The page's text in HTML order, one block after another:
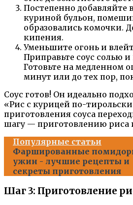
Постепенно добавляйте
куриной бульон,
образовались комочки.
кипения.
Уменьшите огонь и
Приправьте соус солью и
Готовьте на медленном
минут или до тех пор,
Соус готов! Он идеально
«Рис с курицей по-
приготовления соуса
шагу — приготовлению риса
Популярные статьи
Фаршированные
ужин - лучшие рецепты и
секреты приготовления
Шаг 3: Приготовление